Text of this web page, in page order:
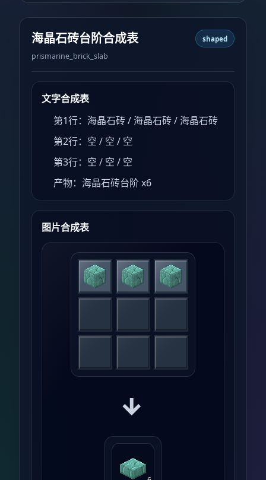
海晶石砖台阶合成表
prismarine_brick_slab
shaped
文字合成表
第1行：海晶石砖 / 海晶石砖 / 海晶石砖
第2行：空 / 空 / 空
第3行：空 / 空 / 空
产物：海晶石砖台阶 x6
图片合成表
→